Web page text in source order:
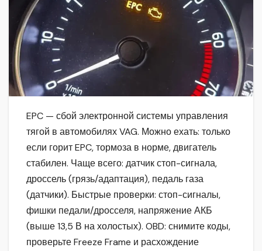
EPC — сбой электронной системы управления
тягой в автомобилях VAG. Можно ехать: только
если горит EPC, тормоза в норме, двигатель
стабилен. Чаще всего: датчик стоп-сигнала,
дроссель (грязь/адаптация), педаль газа
(датчики). Быстрые проверки: стоп-сигналы,
фишки педали/дросселя, напряжение АКБ
(выше 13,5 В на холостых). OBD: снимите коды,
проверьте Freeze Frame и расхождение